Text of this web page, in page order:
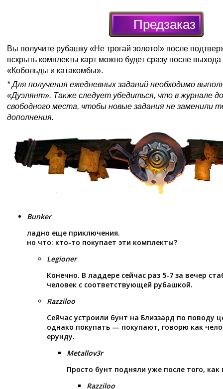
Предзаказ
Вы получите рубашку «Не трогай золото!» после
вскрыть комплекты карт можно будет сразу после
«Кобольды и катакомбы».
* Для получения ежедневных заданий необходимо
«Дуэлянт». Также следует убедиться, что в журнале
свободного места, чтобы новые задания не заменили
дополнения.
Bunker
ладно еще приключения.
но что: кто-то покупает эти комплекты?
Legioner
Конечно. В ладдере сейчас раз 5-7 за вечер
человек с соответствующей рубашкой.
Razziloo
Сейчас устроили бунт на Близзард по поводу
однако покупать — покупают, говорю как
ерунду.
Metallov3r
Просто бунт подняли уже после того, как
Razziloo